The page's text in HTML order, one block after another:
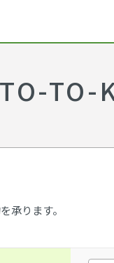
TO-
承ります。